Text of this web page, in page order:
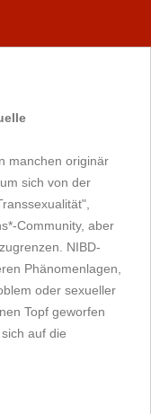
manchen originär
sich von der
Community, aber
NIBD-
Phänomenlagen,
oder sexueller
Topf geworfen
auf die